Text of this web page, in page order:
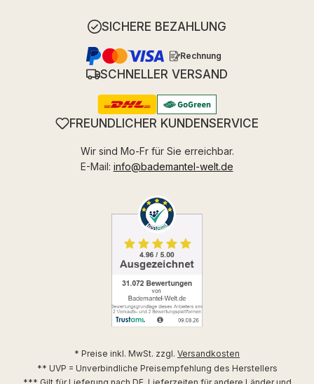
SICHERE BEZAHLUNG
Rechnung
SCHNELLER VERSAND
FREUNDLICHER KUNDENSERVICE
Wir sind Mo-Fr für Sie erreichbar.
E-Mail: info@bademantel-welt.de
* Preise inkl. MwSt. zzgl. Versandkosten
** UVP = Unverbindliche Preisempfehlung des Herstellers